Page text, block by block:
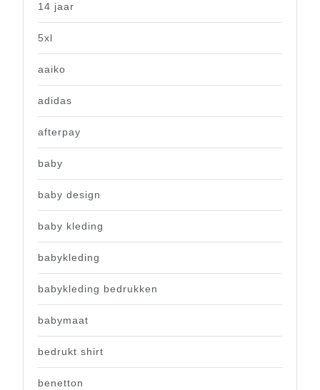
14 jaar
5xl
aaiko
adidas
afterpay
baby
baby design
baby kleding
babykleding
babykleding bedrukken
babymaat
bedrukt shirt
benetton